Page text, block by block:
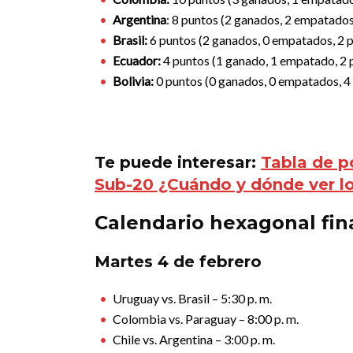
Argentina: 8 puntos (2 ganados, 2
Brasil:6 puntos (2 ganados, 0 empatados, 2
Ecuador:4 puntos (1 ganado, 1 empatado,
Bolivia:0 puntos (0 ganados, 0 empatados,
Te puede interesar: Tabla de
Sub-20 ¿Cuándo y dónde ver
Calendario hexagonal
Martes 4 de febrero
Uruguay vs. Brasil – 5:30 p. m.
Colombia vs. Paraguay – 8:00 p. m.
Chile vs. Argentina – 3:00 p. m.